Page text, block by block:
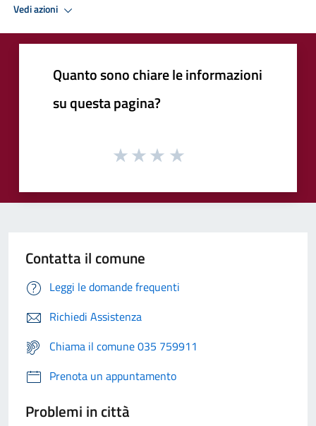
Vedi azioni
Quanto sono chiare le informazioni
su questa pagina?
Contatta il comune
Leggi le domande frequenti
Richiedi Assistenza
Chiama il comune 035 759911
Prenota un appuntamento
Problemi in città